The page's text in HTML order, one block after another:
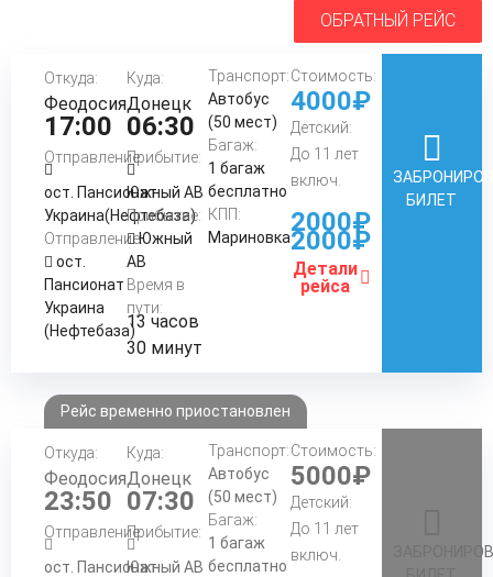
ОБРАТНЫЙ РЕЙС
Откуда:
Феодосия
17:00
Отправление:
ост. Пансионат
Украина(Нефтебаза)
Отправление:
ост.
Пансионат
Украина
(Нефтебаза)
Куда:
Донецк
06:30
Прибытие:
Южный АВ
Прибытие:
Южный
АВ
Время в
пути:
13 часов
30 минут
Транспорт:
Автобус
(50 мест)
Багаж:
1 багаж
бесплатно
КПП:
Мариновка
Стоимость:
4000₽
Детский:
До 11 лет
включ.
2000₽
2000₽
Детали
рейса
БИЛЕТ
Рейс временно приостановлен
Откуда:
Феодосия
23:50
Отправление:
ост. Пансионат
Куда:
Донецк
07:30
Прибытие:
Южный АВ
Транспорт:
Автобус
(50 мест)
Багаж:
1 багаж
бесплатно
Стоимость:
5000₽
Детский:
До 11 лет
включ.